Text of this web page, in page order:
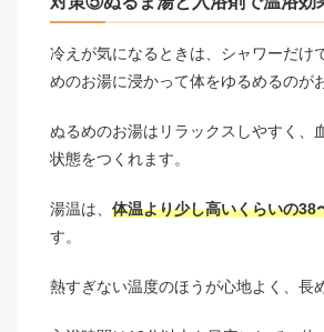
冷えが気になるときは、シャワーだけ
めのお湯に浸かって体をゆるめるのが
ぬるめのお湯はリラックスしやすく、
状態をつくれます。
湯温は、 体温より少し高いくらいの
す。
熱すぎない温度のほうが心地よく、長